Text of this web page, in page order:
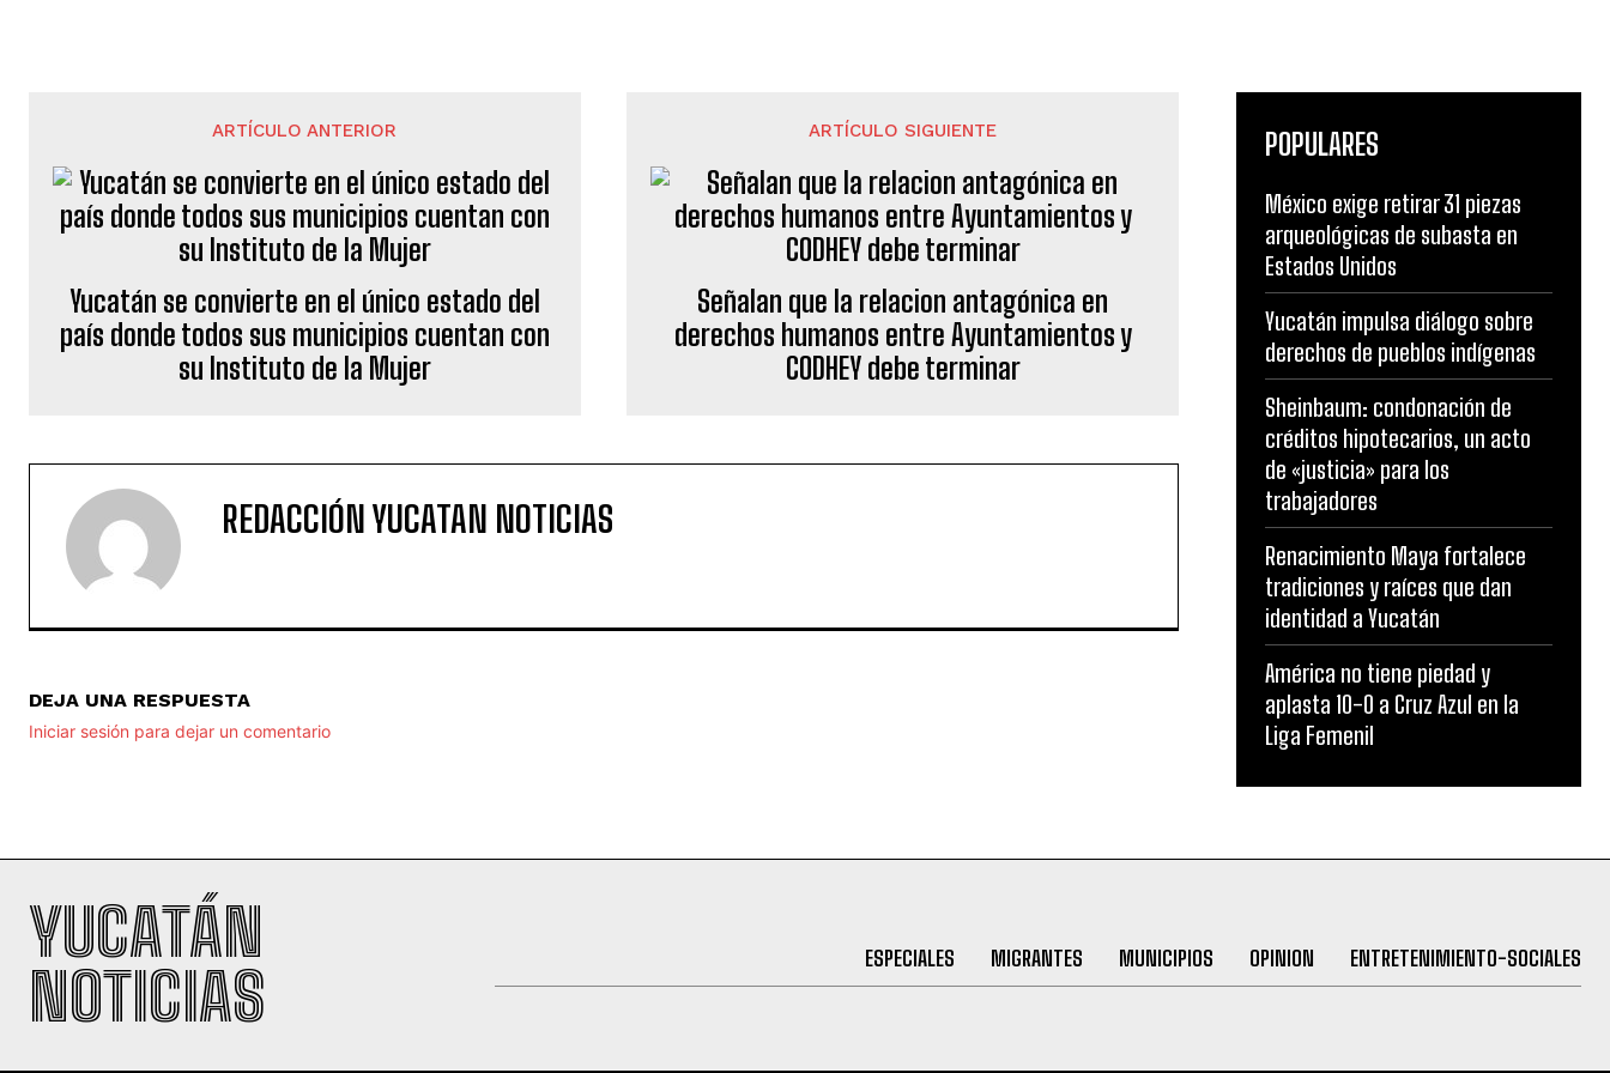
ARTÍCULO ANTERIOR
Yucatán se convierte en el único estado del
país donde todos sus municipios cuentan con
su Instituto de la Mujer
ARTÍCULO SIGUIENTE
Señalan que la relacion antagónica en
derechos humanos entre Ayuntamientos y
CODHEY debe terminar
REDACCIÓN YUCATAN NOTICIAS
DEJA UNA RESPUESTA
Iniciar sesión para dejar un comentario
POPULARES
México exige retirar 31 piezas
arqueológicas de subasta en
Estados Unidos
Yucatán impulsa diálogo sobre
derechos de pueblos indígenas
Sheinbaum: condonación de
créditos hipotecarios, un acto
de «justicia» para los
trabajadores
Renacimiento Maya fortalece
tradiciones y raíces que dan
identidad a Yucatán
América no tiene piedad y
aplasta 10-0 a Cruz Azul en la
Liga Femenil
YUCATÁN
NOTICIAS
ESPECIALES MIGRANTES MUNICIPIOS OPINION ENTRETENIMIENTO-SOCIALES